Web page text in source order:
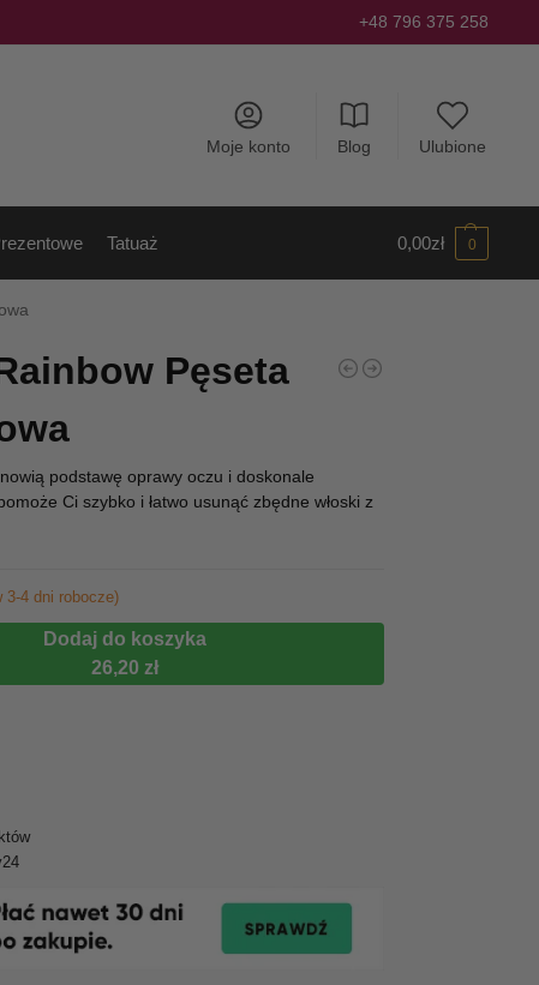
+48 796 375 258
Moje konto Blog Ulubione
Tatuaż 0,00zł 0
Pęseta
podstawę oprawy oczu i doskonale
Ci szybko i łatwo usunąć zbędne włoski z
3-4 dni robocze)
Dodaj do koszyka
26,20 zł